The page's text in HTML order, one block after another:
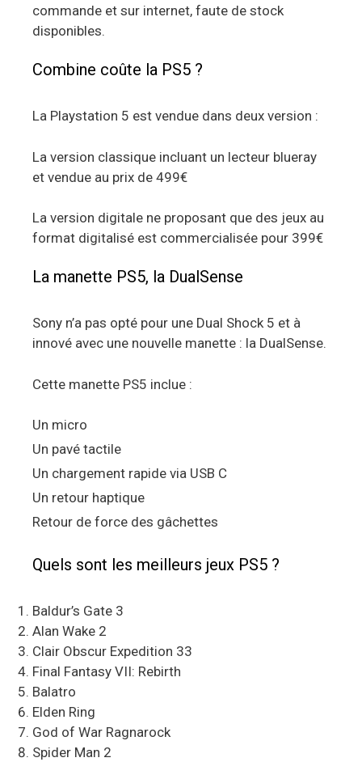
commande et sur internet, faute de stock
disponibles.
Combine coûte la PS5 ?
La Playstation 5 est vendue dans deux version :
La version classique incluant un lecteur blueray
et vendue au prix de 499€
La version digitale ne proposant que des jeux au
format digitalisé est commercialisée pour 399€
La manette PS5, la DualSense
Sony n’a pas opté pour une Dual Shock 5 et à
innové avec une nouvelle manette : la DualSense.
Cette manette PS5 inclue :
Un micro
Un pavé tactile
Un chargement rapide via USB C
Un retour haptique
Retour de force des gâchettes
Quels sont les meilleurs jeux PS5 ?
Baldur’s Gate 3
Alan Wake 2
Clair Obscur Expedition 33
Final Fantasy VII: Rebirth
Balatro
Elden Ring
God of War Ragnarock
Spider Man 2